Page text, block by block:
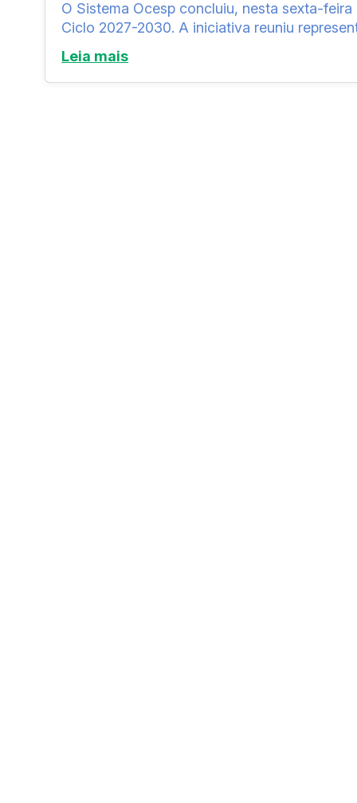
O Sistema Ocesp concluiu, nesta sexta-
Ciclo 2027-2030. A iniciativa reuniu
Leia mais